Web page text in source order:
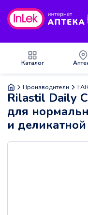
Каталог
Производители
Rilastil Daily
для
и